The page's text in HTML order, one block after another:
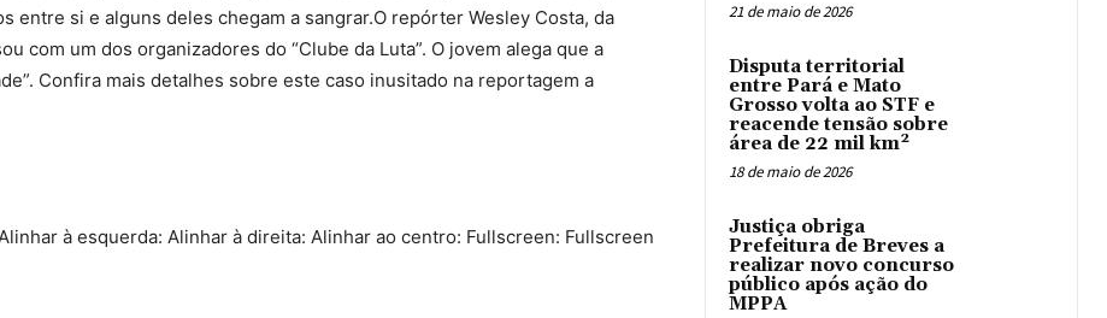
entre si e alguns deles chegam a sangrar.O repórter Wesley Costa, da
com um dos organizadores do “Clube da Luta”. O jovem alega que a
Confira mais detalhes sobre este caso inusitado na reportagem a
à esquerda: Alinhar à direita: Alinhar ao centro: Fullscreen: Fullscreen
21 de maio de 2026
Disputa territorial
entre Pará e Mato
Grosso volta ao STF e
reacende tensão sobre
área de 22 mil km²
18 de maio de 2026
Justiça obriga
Prefeitura de Breves a
realizar novo concurso
público após ação do
MPPA